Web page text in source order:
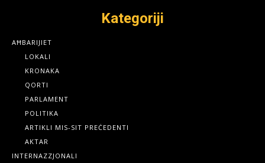
Kategoriji
AĦBARIJIET
LOKALI
KRONAKA
QORTI
PARLAMENT
POLITIKA
ARTIKLI MIS-SIT PREĊEDENTI
AKTAR
INTERNAZZJONALI